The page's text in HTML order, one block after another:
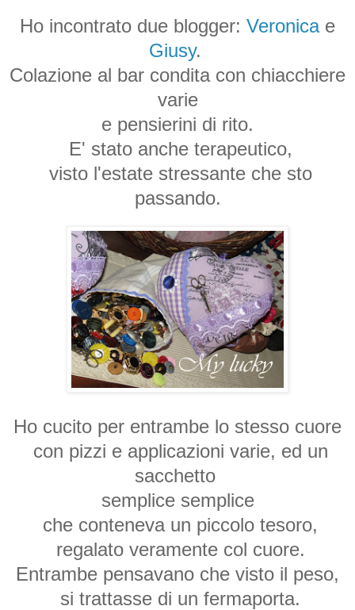
Ho incontrato due blogger: Veronicae
Giusy.
Colazione al bar condita con chiacchiere
varie
e pensierini di rito.
E' stato anche terapeutico,
visto l'estate stressante che sto
passando.
Ho cucito per entrambe lo stesso cuore
con pizzi e applicazioni varie, ed un
sacchetto
semplice semplice
che conteneva un piccolo tesoro,
regalato veramente col cuore.
Entrambe pensavano che visto il peso,
si trattasse di un fermaporta.